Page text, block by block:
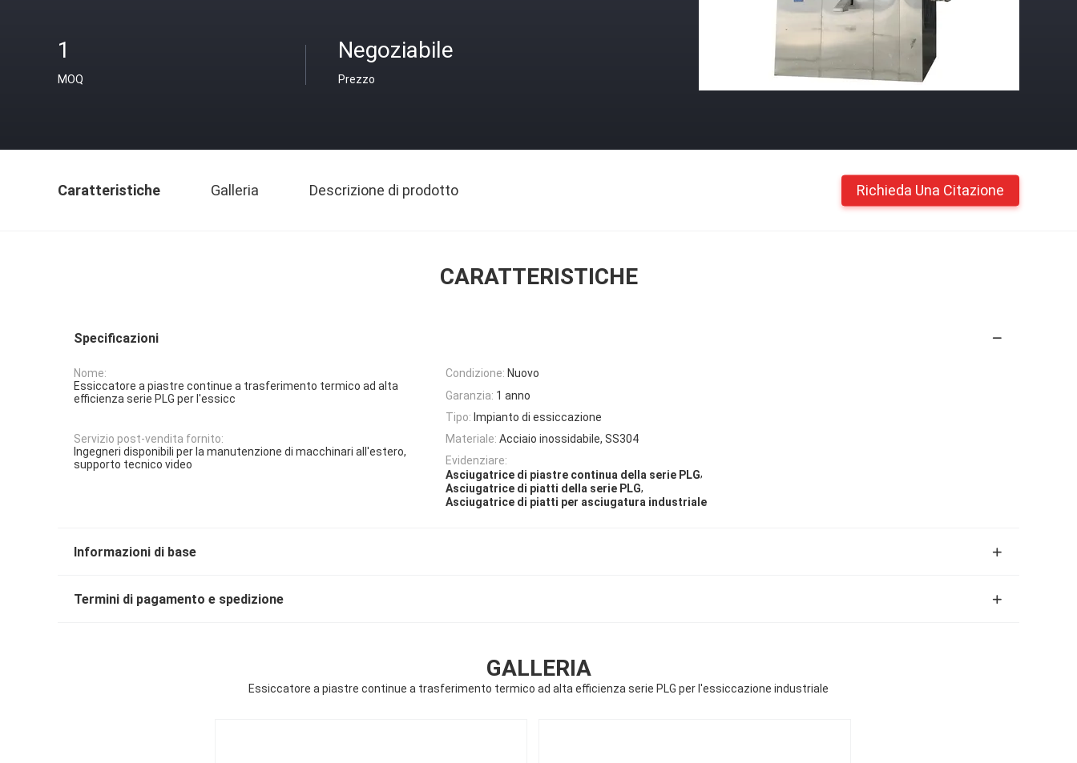
1
MOQ
Negoziabile
Prezzo
Caratteristiche Galleria Descrizione di prodotto Richieda Una Citazione
CARATTERISTICHE
Specificazioni
Nome:
Essiccatore a piastre continue a trasferimento termico ad alta
efficienza serie PLG per l'essicc
Condizione: Nuovo
Garanzia: 1 anno
Tipo: Impianto di essiccazione
Servizio post-vendita fornito:
Ingegneri disponibili per la manutenzione di macchinari all'estero,
supporto tecnico video
Materiale: Acciaio inossidabile, SS304
Evidenziare:
Asciugatrice di piastre continua della serie PLG,
Asciugatrice di piatti della serie PLG,
Asciugatrice di piatti per asciugatura industriale
Informazioni di base
Termini di pagamento e spedizione
GALLERIA
Essiccatore a piastre continue a trasferimento termico ad alta efficienza serie PLG per l'essiccazione industriale